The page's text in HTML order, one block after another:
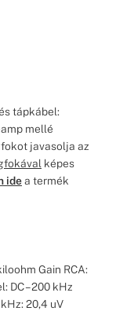
tápkábel:
mellé
javasolja az
képes
idea termék
Gain RCA:
DC – 200 kHz
20,4 uV